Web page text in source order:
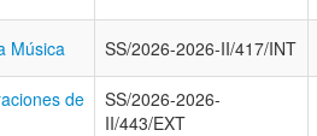
Música SS/2026-2026-II/417/INT
de
SS/2026-2026-
II/443/EXT